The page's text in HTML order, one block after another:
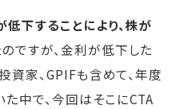
下することにより、株が
ですが、金利が低下した
資家、GPIFも含めて、年度
中で、今回はそこにCTA